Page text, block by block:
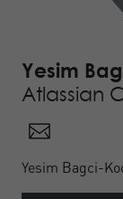
Yesim
Atlassian
Yesim Bagci-